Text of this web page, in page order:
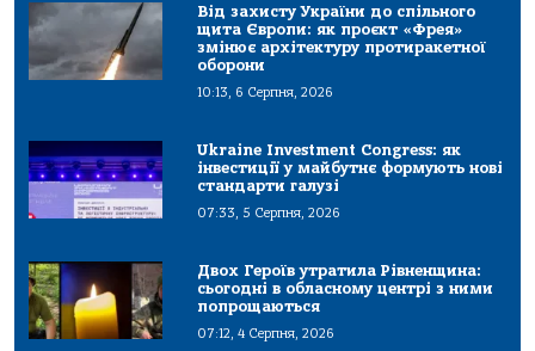
Від захисту України до спільного
щита Європи: як проєкт «Фрея»
змінює архітектуру протиракетної
оборони
10:13, 6 Серпня, 2026
Ukraine Investment Congress: як
інвестиції у майбутнє формують нові
стандарти галузі
07:33, 5 Серпня, 2026
Двох Героїв утратила Рівненщина:
сьогодні в обласному центрі з ними
попрощаються
07:12, 4 Серпня, 2026